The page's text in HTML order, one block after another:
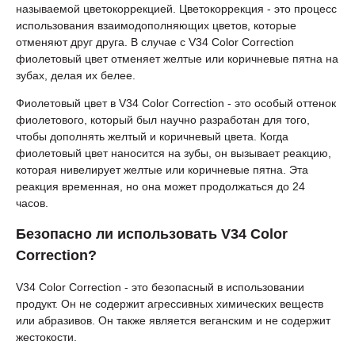
называемой цветокоррекцией. Цветокоррекция - это процесс
использования взаимодополняющих цветов, которые
отменяют друг друга. В случае с V34 Color Correction
фиолетовый цвет отменяет желтые или коричневые пятна на
зубах, делая их белее.
Фиолетовый цвет в V34 Color Correction - это особый оттенок
фиолетового, который был научно разработан для того,
чтобы дополнять желтый и коричневый цвета. Когда
фиолетовый цвет наносится на зубы, он вызывает реакцию,
которая нивелирует желтые или коричневые пятна. Эта
реакция временная, но она может продолжаться до 24
часов.
Безопасно ли использовать V34 Color
Correction?
V34 Color Correction - это безопасный в использовании
продукт. Он не содержит агрессивных химических веществ
или абразивов. Он также является веганским и не содержит
жестокости.